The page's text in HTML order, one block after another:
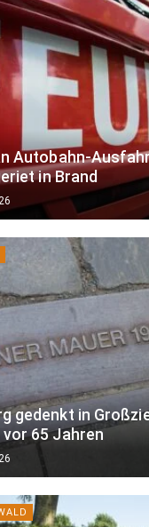
Autobahn-
in Brand
gedenkt in
vor 65 Jahren